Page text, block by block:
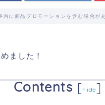
内に商品プロモーションを含む場合が
ました！
Contents [hide]